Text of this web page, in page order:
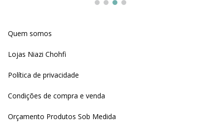
Quem somos
Lojas Niazi Chohfi
Política de privacidade
Condições de compra e venda
Orçamento Produtos Sob Medida